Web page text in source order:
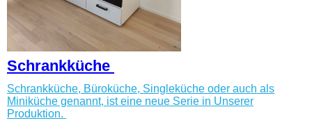
Schrankküche
Schrankküche, Büroküche, Singleküche oder auch als
Miniküche genannt, ist eine neue Serie in Unserer
Produktion.